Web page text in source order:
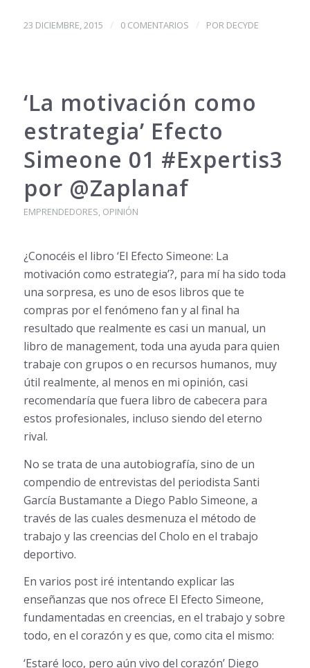
23 DICIEMBRE, 2015 / 0 COMENTARIOS / POR DECYDE
‘La motivación como
estrategia’ Efecto
Simeone 01 #Expertis3
por @Zaplanaf
EMPRENDEDORES OPINIÓN
¿Conocéis el libro ‘El Efecto Simeone: La
motivación como estrategia’?, para mí ha sido toda
una sorpresa, es uno de esos libros que te
compras por el fenómeno fan y al final ha
resultado que realmente es casi un manual, un
libro de management, toda una ayuda para quien
trabaje con grupos o en recursos humanos, muy
útil realmente, al menos en mi opinión, casi
recomendaría que fuera libro de cabecera para
estos profesionales, incluso siendo del eterno
rival.
No se trata de una autobiografía, sino de un
compendio de entrevistas del periodista Santi
García Bustamante a Diego Pablo Simeone, a
través de las cuales desmenuza el método de
trabajo y las creencias del Cholo en el trabajo
deportivo.
En varios post iré intentando explicar las
enseñanzas que nos ofrece El Efecto Simeone,
fundamentadas en creencias, en el trabajo y sobre
todo, en el corazón y es que, como cita el mismo:
‘Estaré loco, pero aún vivo del corazón’ Diego